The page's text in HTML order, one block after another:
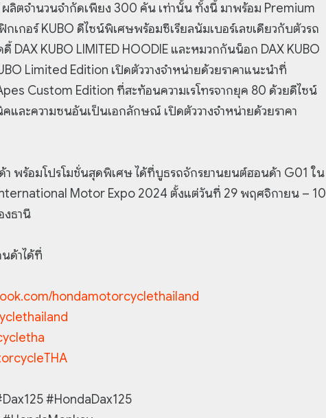
ผลิตจำนวนจำกัดเพียง 300 คัน เท่านั้น ทั้งนี้ มาพร้อม Premium
เกอร์ KUBO ดีไซน์พิเศษพร้อมซีเรียลนัมเบอร์เลขเดียวกับตัวรถ
DAX KUBO LIMITED HOODIE และหมวกกันน็อก DAX KUBO
Limited Edition เปิดตัววางจำหน่ายด้วยราคาแนะนำที่
Custom Edition ที่สะท้อนความเรโทรจากยุค 80 ด้วยดีไซน์
และความซนอันเป็นเอกลักษณ์ เปิดตัววางจำหน่ายด้วยราคา
พร้อมโปรโมชั่นสุดพิเศษ ได้ที่บูธรถจักรยานยนต์ฮอนด้า G01 ใน
Motor Expo 2024 ตั้งแต่วันที่ 29 พฤศจิกายน – 10
งธานี
ด้าได้ที่
hondamotorcyclethailand
#HondaDax125